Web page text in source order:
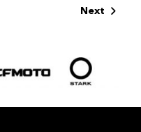
Next